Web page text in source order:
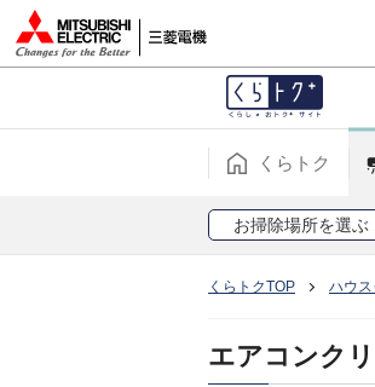
くらトク
お掃除場所を選ぶ
くらトクTOP ハウ
エアコンク